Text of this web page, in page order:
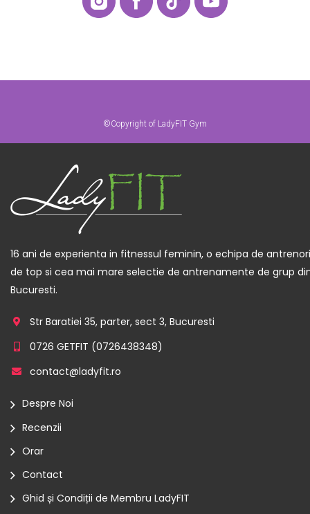
©Copyright of LadyFIT Gym
16 ani de experienta in fitnessul feminin, o echipa de antrenori
de top si cea mai mare selectie de antrenamente de grup
Bucuresti.
Str Baratiei 35, parter, sect 3, Bucuresti
0726 GETFIT (0726438348)
contact@ladyfit.ro
Despre Noi
Recenzii
Orar
Contact
Ghid și Condiții de Membru LadyFIT